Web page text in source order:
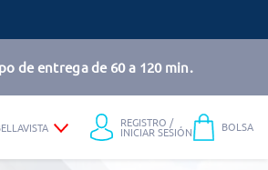
de entrega de 60 a 120 min.
REGISTRO /
INICIAR SESIÓN BOLSA